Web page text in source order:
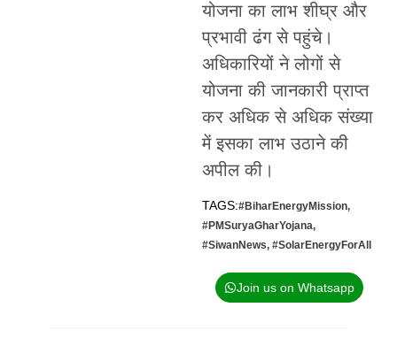
योजना का लाभ शीघ्र और
प्रभावी ढंग से पहुंचे।
अधिकारियों ने लोगों से
योजना की जानकारी प्राप्त
कर अधिक से अधिक संख्या
में इसका लाभ उठाने की
अपील की।
TAGS:#BiharEnergyMission,
#PMSuryaGharYojana,
#SiwanNews, #SolarEnergyForAll
Join us on Whatsapp